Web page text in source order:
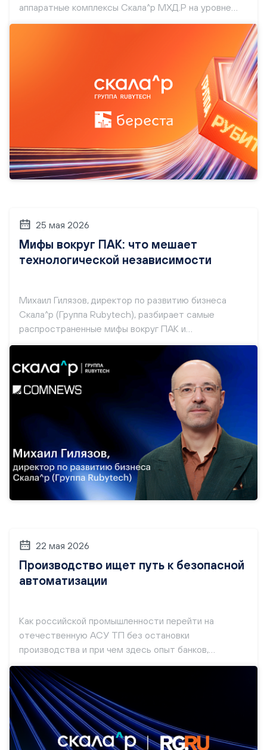
аппаратные комплексы Скала^р МХД.Р на уровне
архитектуры и позволит заказчикам перейти от
поддержки, прогнозируемой совокупной стоимости
владения (TCO) и контролируемыми параметрами
25 мая 2026
Мифы вокруг ПАК: что мешает
технологической независимости
Михаил Гилязов, директор по развитию бизнеса
Скала^р (Группа Rubytech), разбирает самые
распространенные мифы вокруг ПАК и
рассказывает, как обстоят дела на самом деле.
22 мая 2026
Производство ищет путь к безопасной
автоматизации
Как российской промышленности перейти на
отечественную АСУ ТП без остановки
производства и при чем здесь опыт банков,
использующих ПАК — в материале «Российской
газеты».